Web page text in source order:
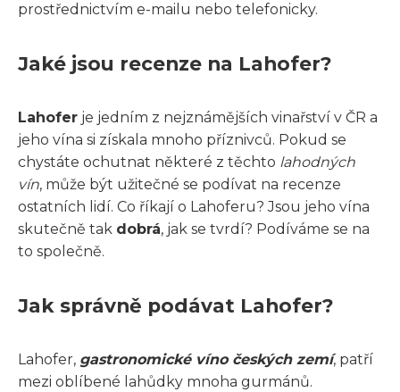
prostřednictvím e-mailu nebo telefonicky.
Jaké jsou recenze na Lahofer?
Lahofer je jedním z nejznámějších vinařství v ČR a
jeho vína si získala mnoho příznivců. Pokud se
chystáte ochutnat některé z těchto lahodných
vín, může být užitečné se podívat na recenze
ostatních lidí. Co říkají o Lahoferu? Jsou jeho vína
skutečně tak dobrá, jak se tvrdí? Podíváme se na
to společně.
Jak správně podávat Lahofer?
Lahofer, gastronomické víno českých zemí, patří
mezi oblíbené lahůdky mnoha gurmánů.